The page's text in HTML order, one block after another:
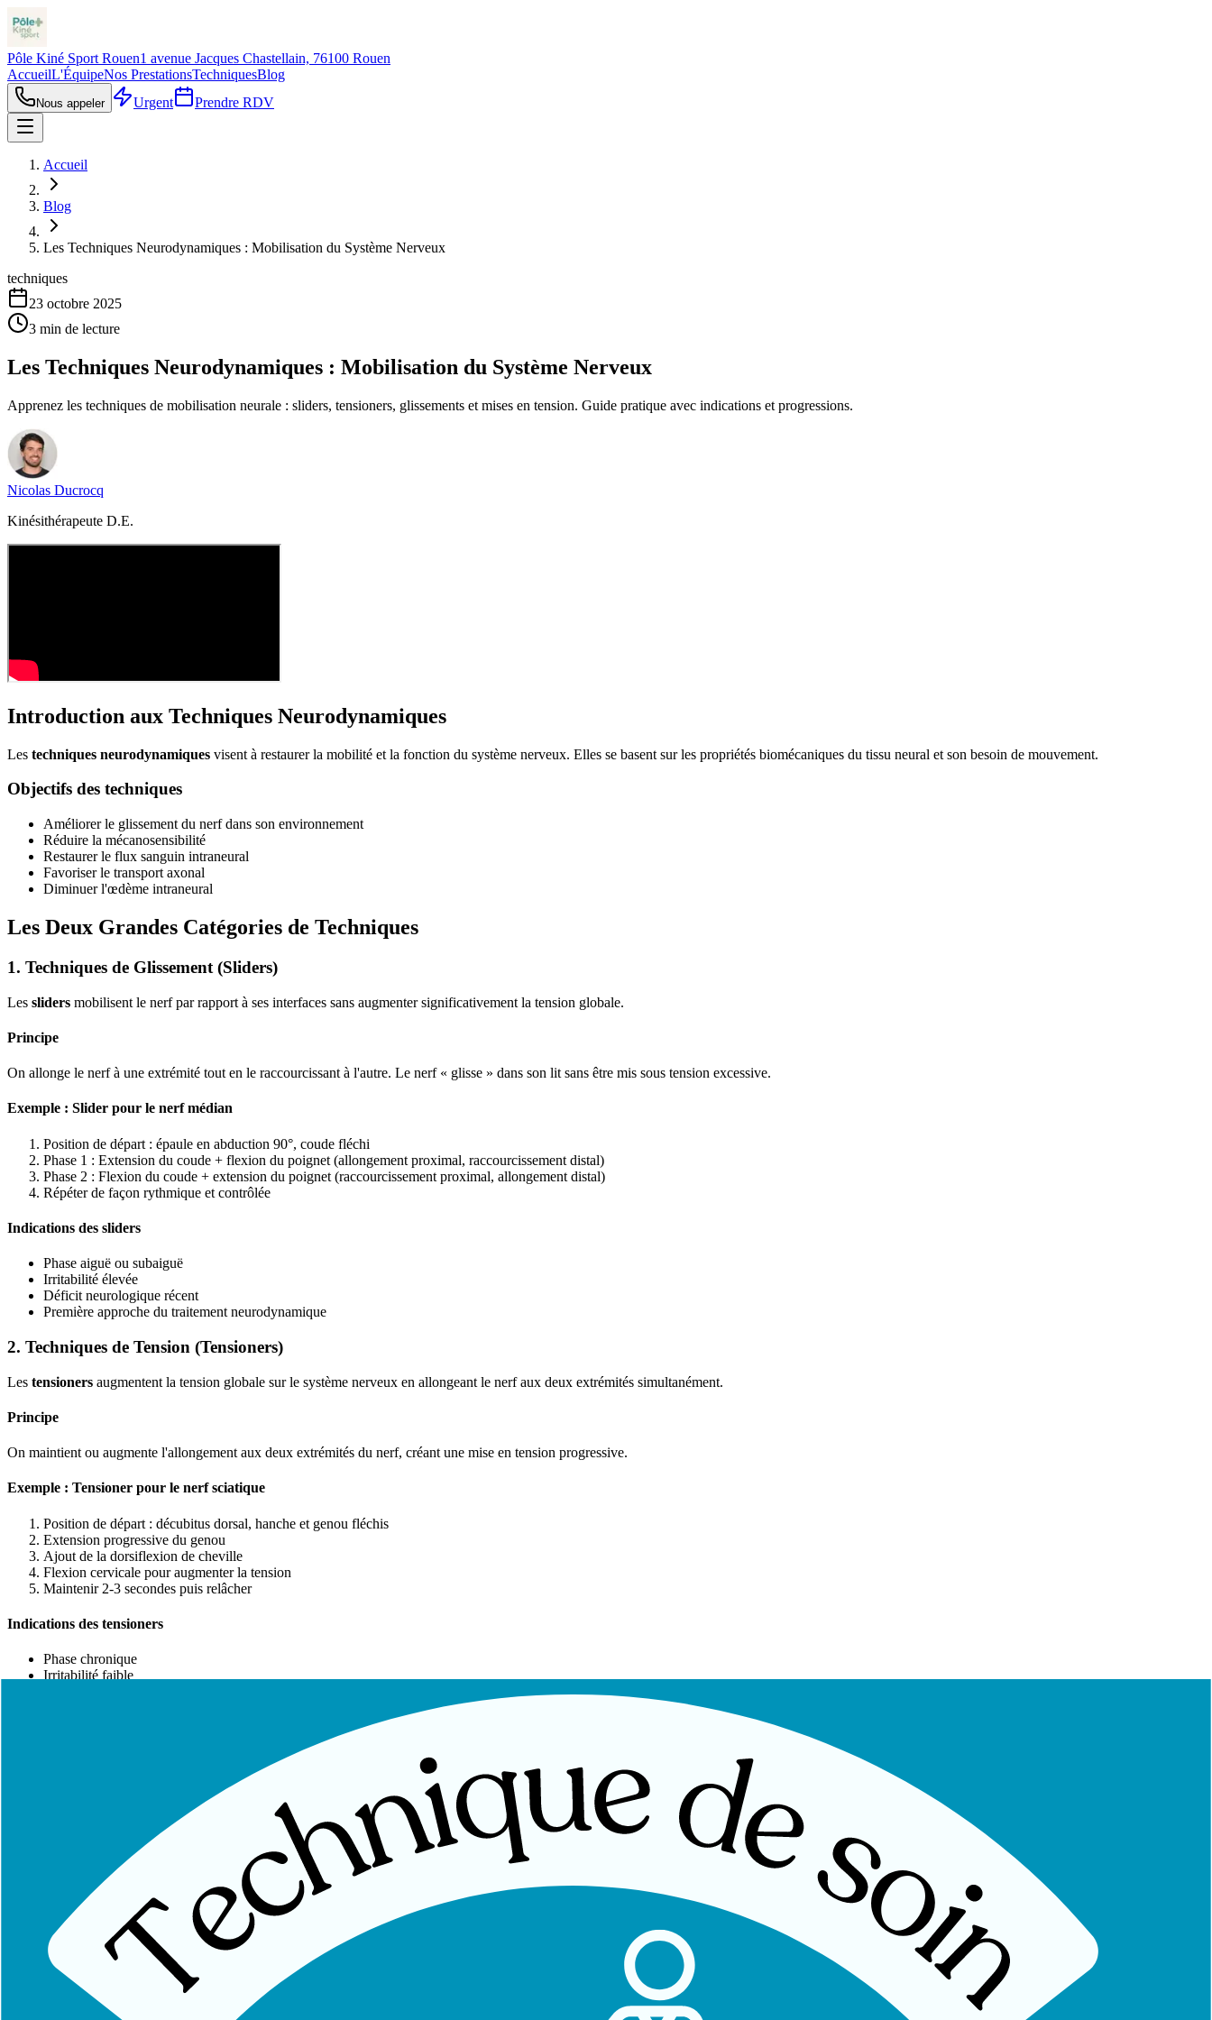
Pôle Kiné Sport Rouen1 avenue Jacques Chastellain, 76100 Rouen
AccueilL'ÉquipeNos PrestationsTechniquesBlog
Nous appeler Urgent Prendre RDV
Accueil
Blog
Les Techniques Neurodynamiques : Mobilisation du Système Nerveux
techniques
23 octobre 2025
3 min de lecture
Les Techniques Neurodynamiques : Mobilisation du Système Nerveux
Apprenez les techniques de mobilisation neurale : sliders, tensioners, glissements et mises en tension. Guide pratique avec indications et progressions.
Nicolas Ducrocq
Kinésithérapeute D.E.
Introduction aux Techniques Neurodynamiques
Les techniques neurodynamiques visent à restaurer la mobilité et la fonction du système nerveux. Elles se basent sur les propriétés biomécaniques du tissu neural et son besoin de mouvement.
Objectifs des techniques
Améliorer le glissement du nerf dans son environnement
Réduire la mécanosensibilité
Restaurer le flux sanguin intraneural
Favoriser le transport axonal
Diminuer l'œdème intraneural
Les Deux Grandes Catégories de Techniques
1. Techniques de Glissement (Sliders)
Les sliders mobilisent le nerf par rapport à ses interfaces sans augmenter significativement la tension globale.
Principe
On allonge le nerf à une extrémité tout en le raccourcissant à l'autre. Le nerf « glisse » dans son lit sans être mis sous tension excessive.
Exemple : Slider pour le nerf médian
Position de départ : épaule en abduction 90°, coude fléchi
Phase 1 : Extension du coude + flexion du poignet (allongement proximal, raccourcissement distal)
Phase 2 : Flexion du coude + extension du poignet (raccourcissement proximal, allongement distal)
Répéter de façon rythmique et contrôlée
Indications des sliders
Phase aiguë ou subaiguë
Irritabilité élevée
Déficit neurologique récent
Première approche du traitement neurodynamique
2. Techniques de Tension (Tensioners)
Les tensioners augmentent la tension globale sur le système nerveux en allongeant le nerf aux deux extrémités simultanément.
Principe
On maintient ou augmente l'allongement aux deux extrémités du nerf, créant une mise en tension progressive.
Exemple : Tensioner pour le nerf sciatique
Position de départ : décubitus dorsal, hanche et genou fléchis
Extension progressive du genou
Ajout de la dorsiflexion de cheville
Flexion cervicale pour augmenter la tension
Maintenir 2-3 secondes puis relâcher
Indications des tensioners
Phase chronique
Irritabilité faible
Stade 1 : Techniques passives à distance
Mobilisation des segments adjacents au site lésionnel
Sliders doux et de faible amplitude
Éviter la reproduction des symptômes
Stade 2 : Techniques passives directes
Sliders impliquant le site lésionnel
Introduction progressive des tensioners
Reproduction légère des symptômes acceptable
Stade 3 : Techniques actives assistées